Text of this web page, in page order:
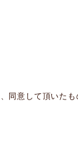
同意して頂いた